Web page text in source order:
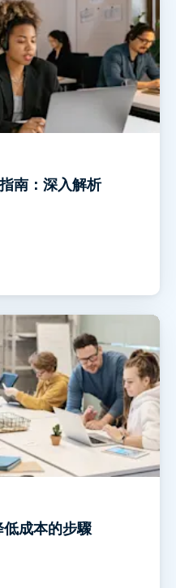
南：深入解析
成本的步驟